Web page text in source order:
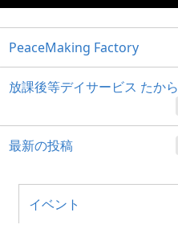
PeaceMaking Factory
放課後等デイサービス たから
最新の投稿
イベント